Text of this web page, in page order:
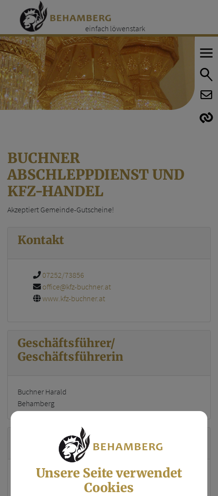
einfach löwenstark
BUCHNER
ABSCHLEPPDIENST UND
KFZ-HANDEL
Akzeptiert Gemeinde-Gutscheine!
Kontakt
07252/73856
office@kfz-buchner.at
www.kfz-buchner.at
Geschäftsführer/
Geschäftsführerin
Buchner Harald
Behamberg
Standort
Wachtberg 62
Unsere Seite verwendet
Cookies